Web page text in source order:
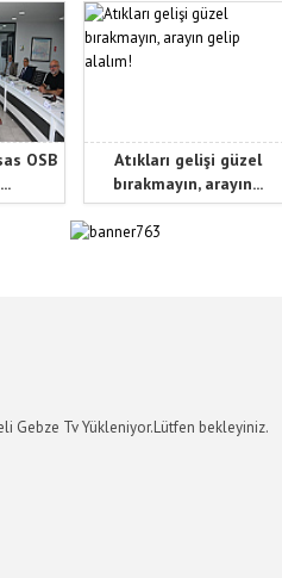
OSB
Atıkları gelişi güzel
bırakmayın, arayın...
Gebze Tv Yükleniyor.Lütfen bekleyiniz.